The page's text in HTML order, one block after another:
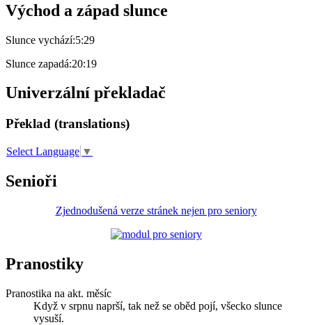
Východ a západ slunce
Slunce vychází:5:29
Slunce zapadá:20:19
Univerzální překladač
Překlad (translations)
Select Language ▼
Senioři
Zjednodušená verze stránek nejen pro seniory
Pranostiky
Pranostika na akt. měsíc
Když v srpnu naprší, tak než se oběd pojí, všecko slunce
vysuší.